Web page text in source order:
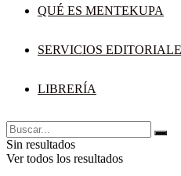
QUÉ ES MENTEKUPA
SERVICIOS
LIBRERÍA
Sin resultados
Ver todos los resultados